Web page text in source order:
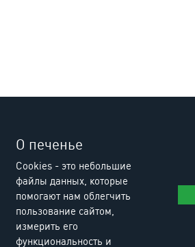
О печенье
Cookies - это небольшие
файлы данных, которые
помогают нам облегчить
пользование сайтом,
измерить его
функциональность и